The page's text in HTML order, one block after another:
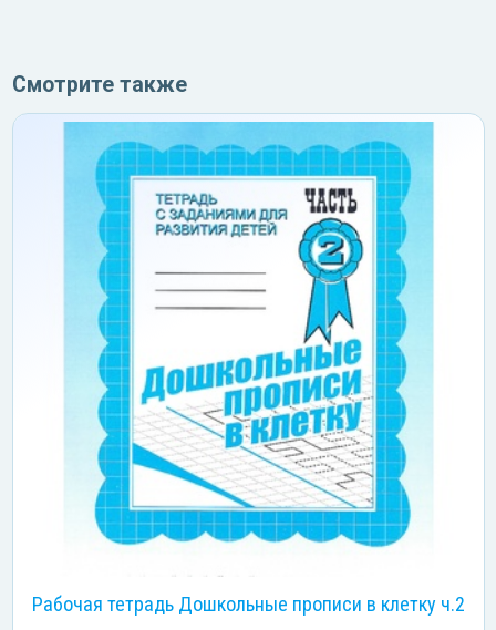
Смотрите также
Рабочая тетрадь Дошкольные прописи в клетку ч.2